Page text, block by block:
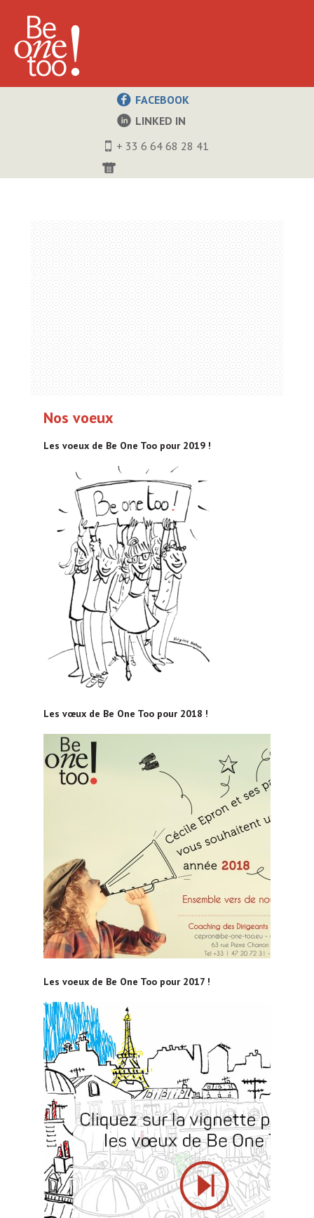
FACEBOOK
LINKED IN
+ 33 6 64 68 28 41
Nos voeux
Les voeux de Be One Too pour 2019 !
Les vœux de Be One Too pour 2018 !
Les voeux de Be One Too pour 2017 !